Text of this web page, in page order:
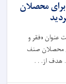
محصلان
عنوان «فقر و
محصلان صنف
هدف از. . .